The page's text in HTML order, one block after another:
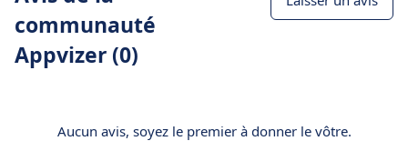
communauté
Appvizer (0)
Aucun avis, soyez le premier à donner le vôtre.